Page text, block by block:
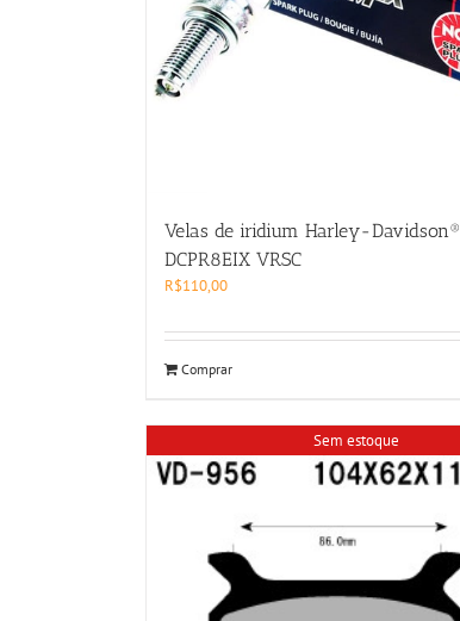
Velas de iridium Harley-Davidson®
DCPR8EIX VRSC
R$110,00
Comprar
Sem estoque